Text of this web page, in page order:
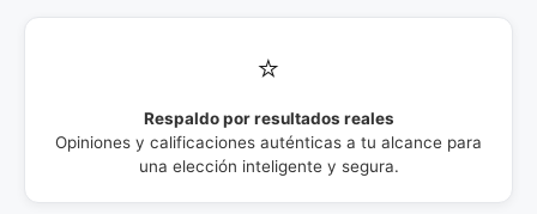
⭐
Respaldo por resultados reales
Opiniones y calificaciones auténticas a tu alcance para
una elección inteligente y segura.